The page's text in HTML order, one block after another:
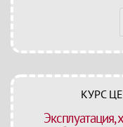
КУРС
Эксплуатация,